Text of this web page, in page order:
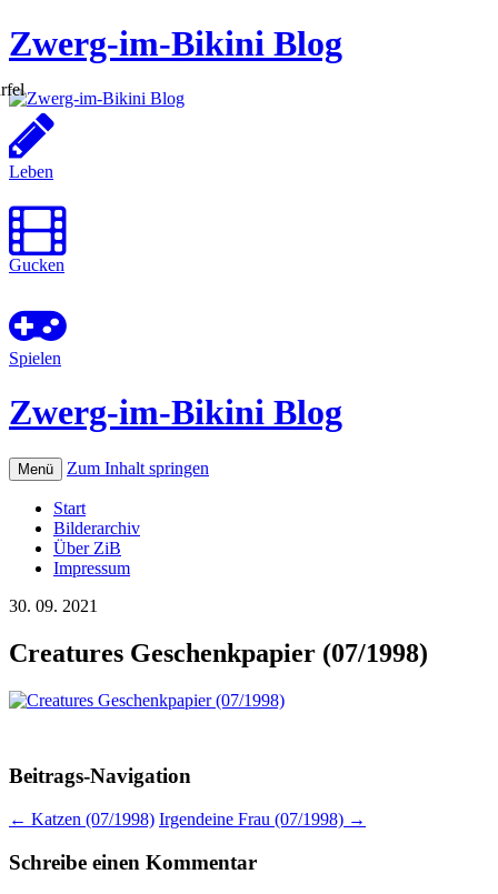
Zwerg-im-Bikini Blog
Leben
Gucken
Spielen
Zwerg-im-Bikini Blog
Menü Zum Inhalt springen
Start
Bilderarchiv
Über ZiB
Impressum
30. 09. 2021
Creatures Geschenkpapier (07/1998)
Beitrags-Navigation
← Katzen (07/1998) Irgendeine Frau (07/1998) →
Schreibe einen Kommentar